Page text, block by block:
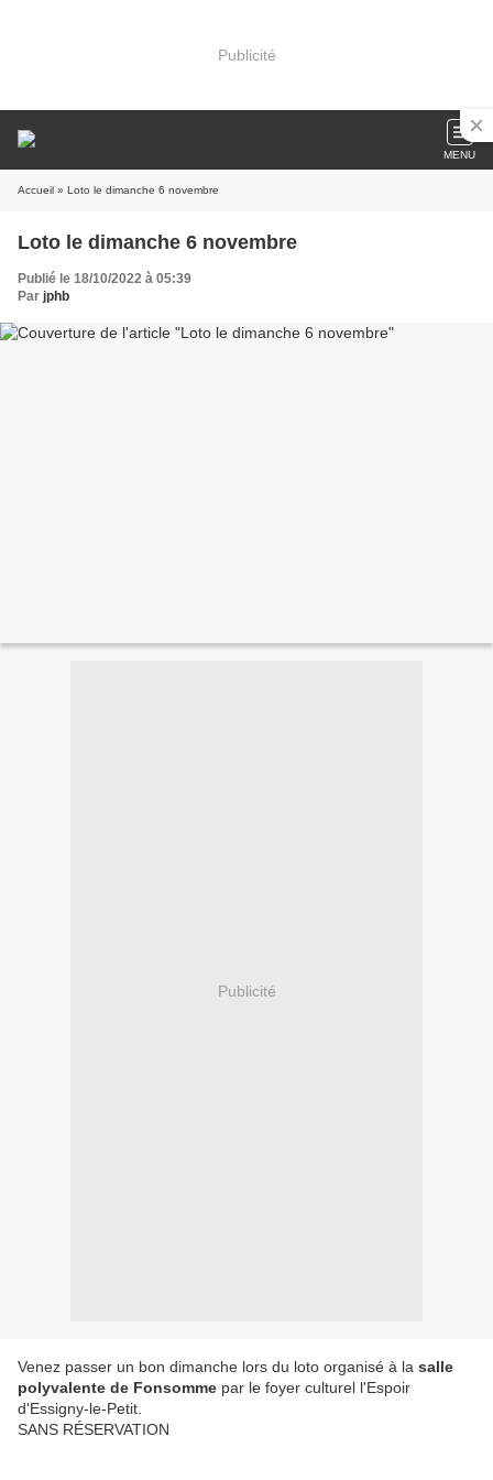
Publicité
MENU
Accueil » Loto le dimanche 6 novembre
Loto le dimanche 6 novembre
Publié le 18/10/2022 à 05:39
Par jphb
Publicité
Venez passer un bon dimanche lors du loto organisé à la salle
polyvalente de Fonsomme par le foyer culturel l'Espoir
d'Essigny-le-Petit.
SANS RÉSERVATION